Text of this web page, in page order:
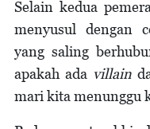
Selain kedua
menyusul dengan
yang saling
apakah ada villain
mari kita menunggu